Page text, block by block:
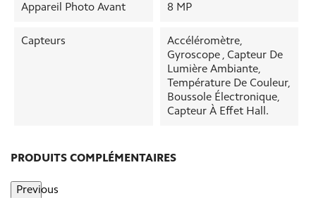
Appareil Photo Avant 8 MP
Capteurs
Accéléromètre,
Gyroscope , Capteur De
Lumière Ambiante,
Température De Couleur,
Boussole Électronique,
Capteur À Effet Hall.
PRODUITS COMPLÉMENTAIRES
Previous